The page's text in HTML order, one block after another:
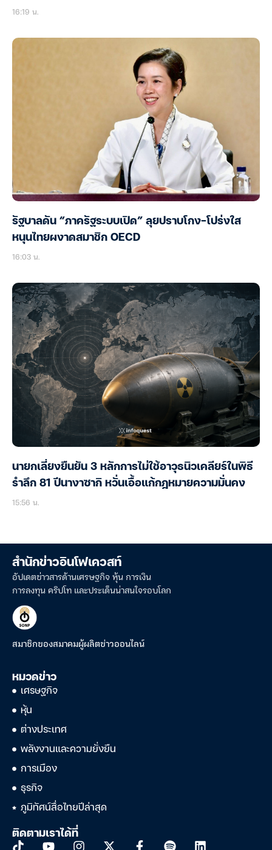
16:19 น.
รัฐบาลดัน “ภาครัฐระบบเปิด” ลุยปราบโกง-โปร่งใส
หนุนไทยผงาดสมาชิก OECD
16:03 น.
นายกเลี่ยงยืนยัน 3 หลักการไม่ใช้อาวุธนิวเคลียร์ในพิธี
รำลึก 81 ปีนางาซากิ หวั่นเอื้อแก้กฎหมายความมั่นคง
15:56 น.
สำนักข่าวอินโฟเควสท์
อัปเดตข่าวสารด้านเศรษฐกิจ หุ้น การเงิน
การลงทุน คริปโท และประเด็นน่าสนใจรอบโลก
สมาชิกของสมาคมผู้ผลิตข่าวออนไลน์
หมวดข่าว
เศรษฐกิจ
หุ้น
ต่างประเทศ
พลังงานและความยั่งยืน
การเมือง
ธุรกิจ
ภูมิทัศน์สื่อไทยปีล่าสุด
ติดตามเราได้ที่